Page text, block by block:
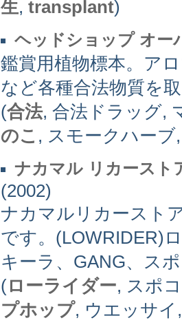
生, transplant)
ヘッドショップ オー
鑑賞用植物標本。ア
など各種合法物質を
(合法, 合法ドラッグ,
のこ , スモークハー
ナカマル リカースト
(2002)
ナカマルリカースト
です。(LOWRIDER)
キーラ、GANG、ス
(ローライダー, スポ
プホップ, ウエッサ